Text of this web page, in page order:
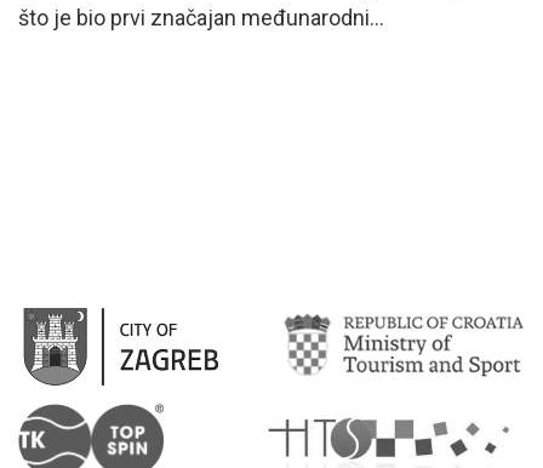
što je bio prvi značajan međunarodni...